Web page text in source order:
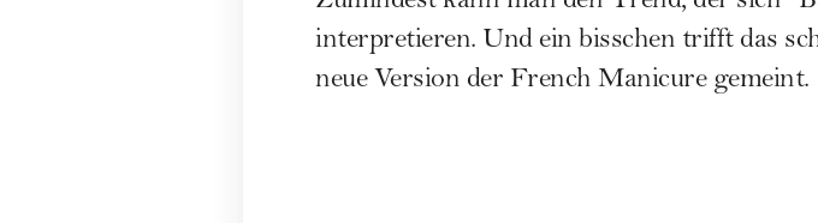
interpretieren. Und ein bisschen trifft das
neue Version der French Manicure gemeint.